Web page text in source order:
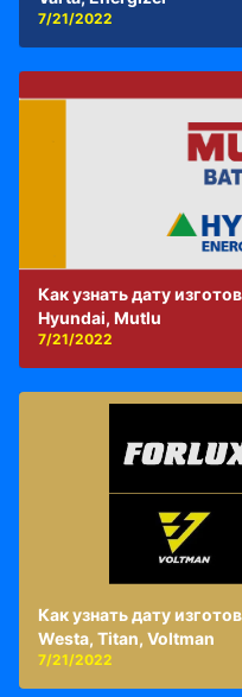
7/21/2022
Как узнать дату
Hyundai, Mutlu
7/21/2022
Как узнать дату
Westa, Titan, Voltman
7/21/2022